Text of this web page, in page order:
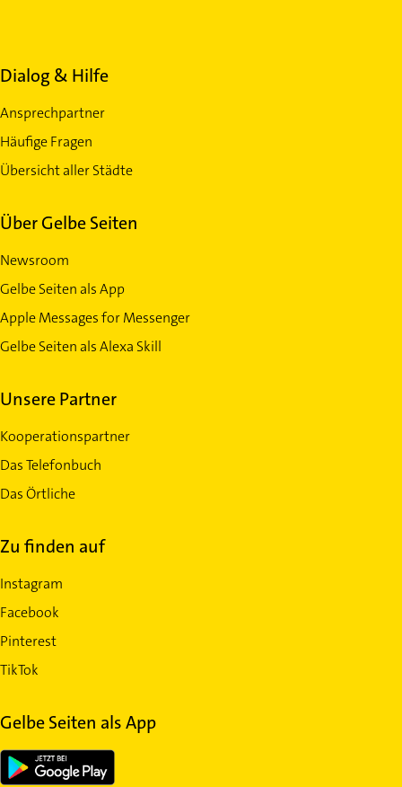
Dialog & Hilfe
Ansprechpartner
Häufige Fragen
Übersicht aller Städte
Über Gelbe Seiten
Newsroom
Gelbe Seiten als App
Apple Messages for Messenger
Gelbe Seiten als Alexa Skill
Unsere Partner
Kooperationspartner
Das Telefonbuch
Das Örtliche
Zu finden auf
Instagram
Facebook
Pinterest
TikTok
Gelbe Seiten als App